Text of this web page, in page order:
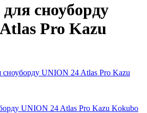
сноуборду
Pro Kazu